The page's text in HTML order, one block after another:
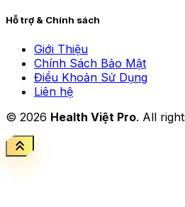
Hỗ trợ & Chính sách
Giới Thiệu
Chính Sách Bảo Mật
Điều Khoản Sử Dụng
Liên hệ
© 2026 Health Việt Pro. All
keyboard_double_arrow_up